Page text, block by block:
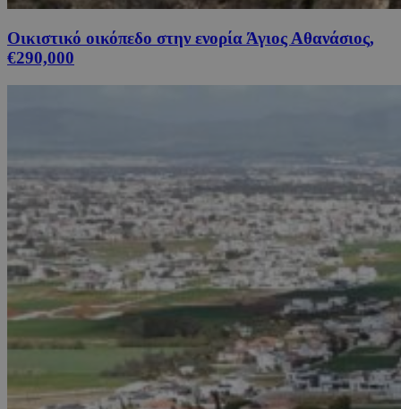
Οικιστικό οικόπεδο στην ενορία Άγιος Αθανάσιος,
€290,000